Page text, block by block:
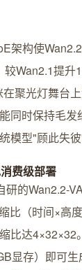
架构使
Wan2.1提升
聚光灯舞台
同时保持毛发
模型"顾此失彼
费级部署
研的Wan2.2-
比（时间×高
比达4×32×32
显存）即可